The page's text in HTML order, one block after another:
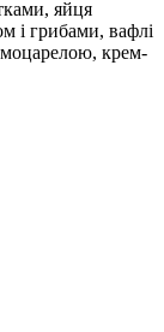
яйця
і грибами, вафлі
крем-